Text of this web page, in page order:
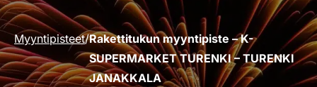
Myyntipisteet/Rakettitukun myyntipiste – K-
SUPERMARKET TURENKI – TURENKI
JANAKKALA